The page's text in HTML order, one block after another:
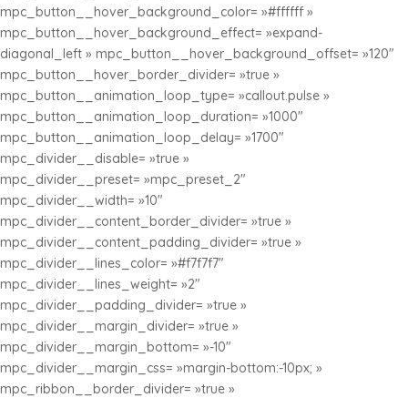
mpc_button__hover_background_color= »#ffffff »
mpc_button__hover_background_effect= »expand-
diagonal_left » mpc_button__hover_background_offset= »120″
mpc_button__hover_border_divider= »true »
mpc_button__animation_loop_type= »callout.pulse »
mpc_button__animation_loop_duration= »1000″
mpc_button__animation_loop_delay= »1700″
mpc_divider__disable= »true »
mpc_divider__preset= »mpc_preset_2″
mpc_divider__width= »10″
mpc_divider__content_border_divider= »true »
mpc_divider__content_padding_divider= »true »
mpc_divider__lines_color= »#f7f7f7″
mpc_divider__lines_weight= »2″
mpc_divider__padding_divider= »true »
mpc_divider__margin_divider= »true »
mpc_divider__margin_bottom= »-10″
mpc_divider__margin_css= »margin-bottom:-10px; »
mpc_ribbon__border_divider= »true »